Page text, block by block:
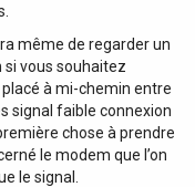
même de regarder un
vous souhaitez
à mi-chemin entre
signal faible connexion
chose à prendre
le modem que l’on
le signal.